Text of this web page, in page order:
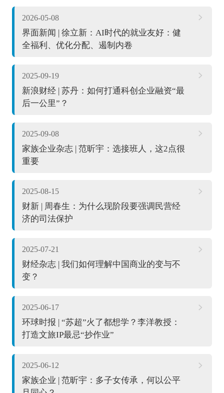
2026-05-08
界面新闻 | 徐立新：AI时代的就业友好：健
全福利、优化分配、遏制内卷
2025-09-19
新浪财经 | 苏丹：如何打通科创企业融资“最
后一公里”？
2025-09-08
家族企业杂志 | 范昕宇：选接班人，这2点很
重要
2025-08-15
财新 | 周春生：为什么现阶段要强调民营经
济的司法保护
2025-07-21
财经杂志 | 我们如何理解中国商业的变与不
变？
2025-06-17
环球时报 | “苏超”火了都想学？李洋教授：
打造文旅IP最忌“抄作业”
2025-06-12
家族企业 | 范昕宇：多子女传承，何以公平